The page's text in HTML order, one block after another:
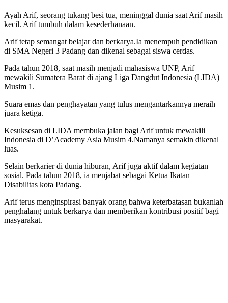
Ayah Arif, seorang tukang besi tua, meninggal dunia saat Arif masih
kecil. Arif tumbuh dalam kesederhanaan.
Arif tetap semangat belajar dan berkarya.Ia menempuh pendidikan
di SMA Negeri 3 Padang dan dikenal sebagai siswa cerdas.
Pada tahun 2018, saat masih menjadi mahasiswa UNP, Arif
mewakili Sumatera Barat di ajang Liga Dangdut Indonesia (LIDA)
Musim 1.
Suara emas dan penghayatan yang tulus mengantarkannya meraih
juara ketiga.
Kesuksesan di LIDA membuka jalan bagi Arif untuk mewakili
Indonesia di D’Academy Asia Musim 4.Namanya semakin dikenal
luas.
Selain berkarier di dunia hiburan, Arif juga aktif dalam kegiatan
sosial. Pada tahun 2018, ia menjabat sebagai Ketua Ikatan
Disabilitas kota Padang.
Arif terus menginspirasi banyak orang bahwa keterbatasan bukanlah
penghalang untuk berkarya dan memberikan kontribusi positif bagi
masyarakat.